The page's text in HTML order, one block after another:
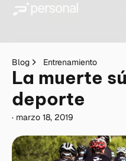
Blog Entrenamiento
La muerte
deporte
· marzo 18, 2019